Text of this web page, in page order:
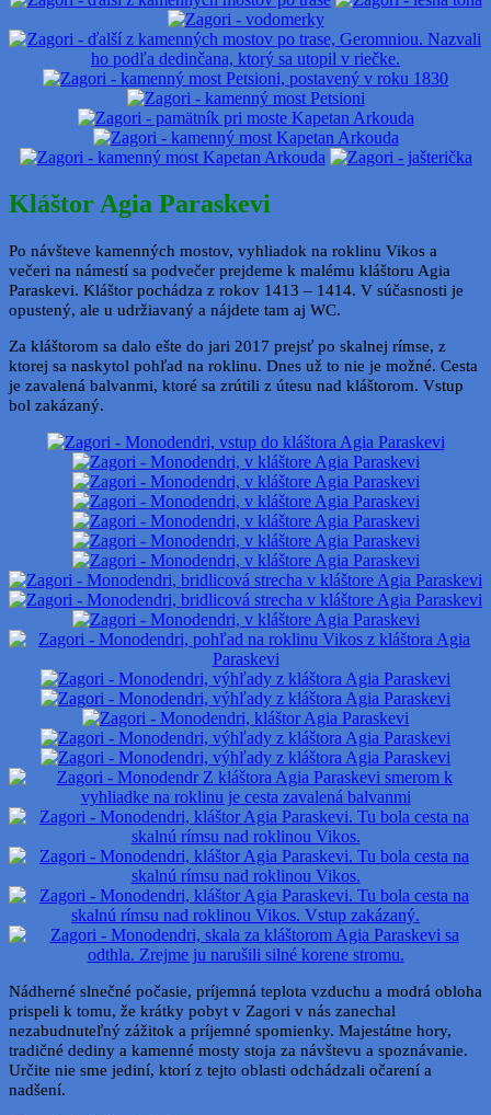
Kláštor Agia Paraskevi
Po návšteve kamenných mostov, vyhliadok na roklinu Vikos a
večeri na námestí sa podvečer prejdeme k malému kláštoru Agia
Paraskevi. Kláštor pochádza z rokov 1413 – 1414. V súčasnosti je
opustený, ale u udržiavaný a nájdete tam aj WC.
Za kláštorom sa dalo ešte do jari 2017 prejsť po skalnej rímse, z
ktorej sa naskytol pohľad na roklinu. Dnes už to nie je možné. Cesta
je zavalená balvanmi, ktoré sa zrútili z útesu nad kláštorom. Vstup
bol zakázaný.
Nádherné slnečné počasie, príjemná teplota vzduchu a modrá obloha
prispeli k tomu, že krátky pobyt v Zagori v nás zanechal
nezabudnuteľný zážitok a príjemné spomienky. Majestátne hory,
tradičné dediny a kamenné mosty stoja za návštevu a spoznávanie.
Určite nie sme jediní, ktorí z tejto oblasti odchádzali očarení a
nadšení.